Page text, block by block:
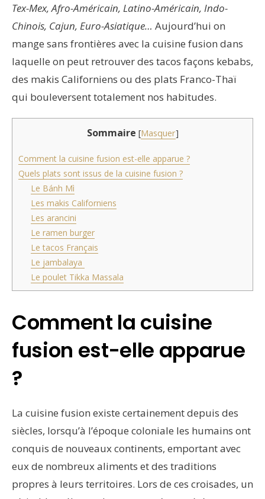
Tex-Mex, Afro-Américain, Latino-Américain, Indo-
Chinois, Cajun, Euro-Asiatique… Aujourd’hui on
mange sans frontières avec la cuisine fusion dans
laquelle on peut retrouver des tacos façons kebabs,
des makis Californiens ou des plats Franco-Thaï
qui bouleversent totalement nos habitudes.
Sommaire [Masquer]
Comment la cuisine fusion est-elle apparue ?
Quels plats sont issus de la cuisine fusion ?
Le Bánh Mì
Les makis Californiens
Les arancini
Le ramen burger
Le tacos Français
Le jambalaya
Le poulet Tikka Massala
Comment la cuisine
fusion est-elle apparue
?
La cuisine fusion existe certainement depuis des
siècles, lorsqu’à l’époque coloniale les humains ont
conquis de nouveaux continents, emportant avec
eux de nombreux aliments et des traditions
propres à leurs territoires. Lors de ces croisades, un